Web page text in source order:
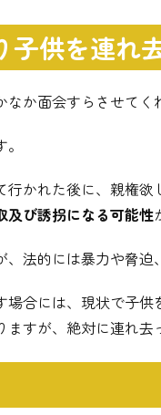
子供を連れ
なか面会すらさせて
。
行かれた後に、 親権欲
及び誘拐になる可能性
、 法的には暴力や脅迫
場合には、 現状で子供
ますが、 絶対に連れ去